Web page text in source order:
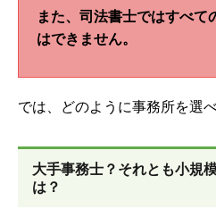
また、司法書士ではすべて
はできません。
では、どのように事務所を選
大手事務士？それとも小規
は？